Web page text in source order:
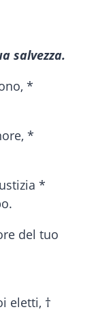
salvezza.
*
*
*
del tuo
eletti, †